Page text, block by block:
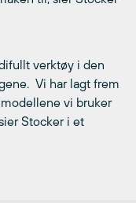
verktøy i den
 Vi har lagt frem
vi bruker
Stocker i et